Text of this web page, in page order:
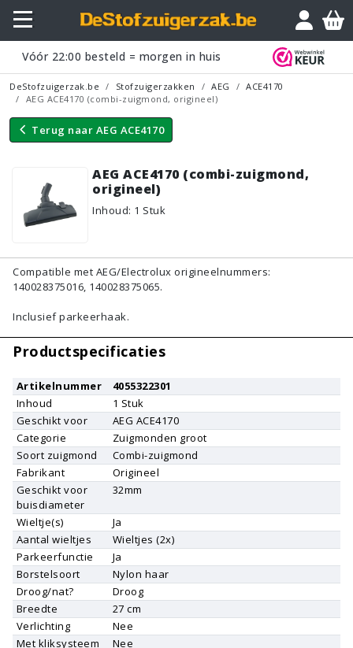
Vóór 22:00 besteld = morgen in huis
DeStofzuigerzak.be Stofzuigerzakken AEG
ACE4170
AEG ACE4170 (combi-zuigmond, origineel)
Terug naar AEG ACE4170
AEG ACE4170 (combi-zuigmond,
origineel)
Inhoud: 1 Stuk
Vraagje?
Compatible met AEG/Electrolux origineelnummers:
140028375016, 140028375065.
Inclusief parkeerhaak.
Productspecificaties
Artikelnummer
4055322301
Inhoud
1 Stuk
Geschikt voor
AEG ACE4170
Categorie
Zuigmonden groot
Soort zuigmond
Combi-zuigmond
Fabrikant
Origineel
Geschikt voor
buisdiameter
32mm
Wieltje(s)
Ja
Aantal wieltjes
Wieltjes (2x)
Parkeerfunctie
Ja
Borstelsoort
Nylon haar
Droog/nat?
Droog
Breedte
27 cm
Verlichting
Nee
Met kliksysteem
Nee